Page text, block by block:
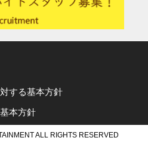
する基本方針
本方針
ALL RIGHTS RESERVED